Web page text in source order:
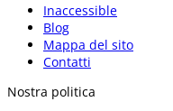
Inaccessible
Blog
Mappa del sito
Contatti
Nostra politica